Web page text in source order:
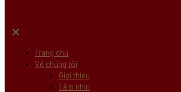
✕
Trang chủ
Về chúng tôi
Giới thiệu
Tầm nhìn